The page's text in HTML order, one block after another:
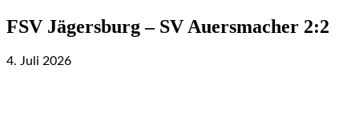
FSV Jägersburg – SV Auersmacher 2:2
4. Juli 2026